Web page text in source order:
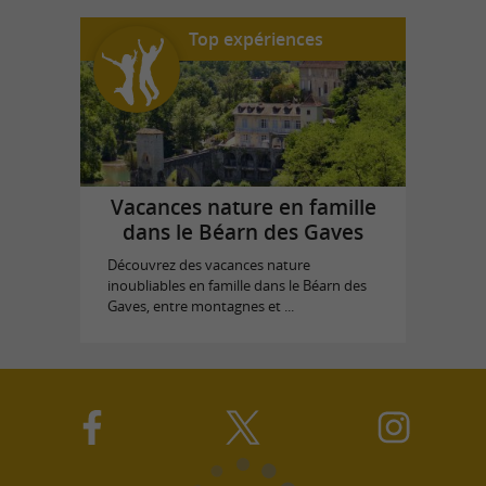
Top expériences
Vacances nature en famille
dans le Béarn des Gaves
Découvrez des vacances nature
inoubliables en famille dans le Béarn des
Gaves, entre montagnes et ...